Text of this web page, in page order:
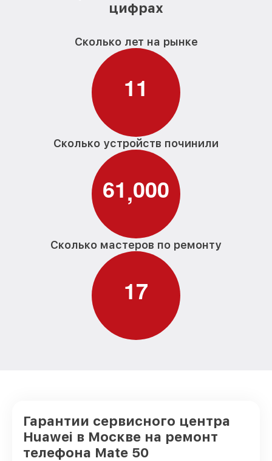
цифрах
Сколько лет на рынке
11
Сколько устройств починили
61,000
Сколько мастеров по ремонту
17
Гарантии сервисного центра
Huawei в Москве на ремонт
телефона Mate 50